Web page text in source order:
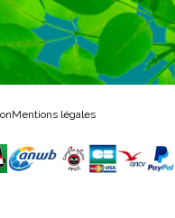
Mentions légales